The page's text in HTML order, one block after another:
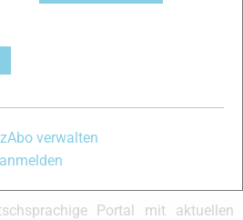
Spectra
SR
Portal mit aktuellen
Abo verwalten